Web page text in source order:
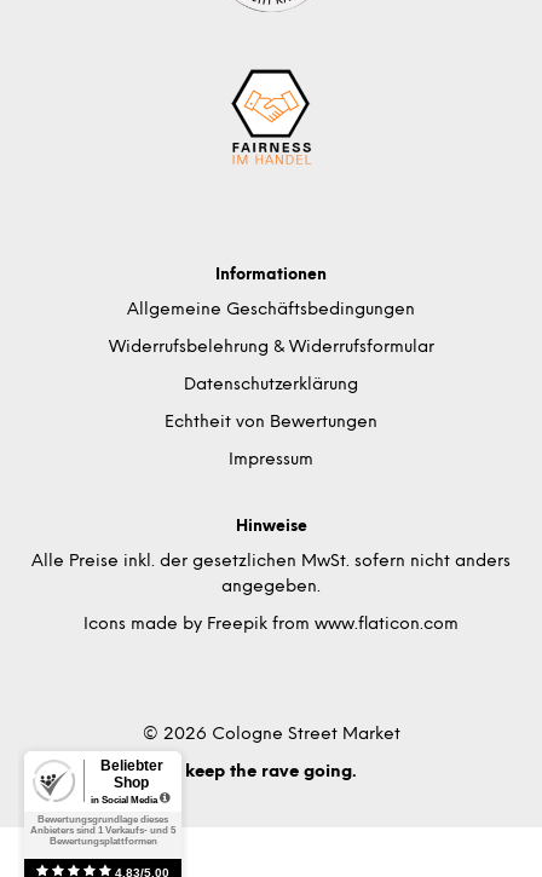
Informationen
Allgemeine Geschäftsbedingungen
Widerrufsbelehrung & Widerrufsformular
Datenschutzerklärung
Echtheit von Bewertungen
Impressum
Hinweise
Alle Preise inkl. der gesetzlichen MwSt. sofern nicht anders
angegeben.
Icons made by Freepik from www.flaticon.com
© 2026 Cologne Street Market
keep the rave going.